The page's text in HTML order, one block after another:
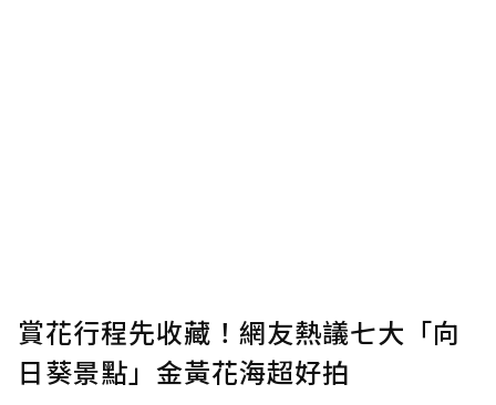
賞花行程先收藏！網友熱議七大「向
日葵景點」金黃花海超好拍